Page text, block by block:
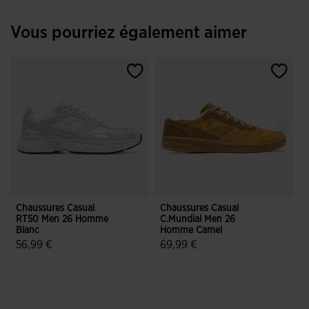
Vous pourriez également aimer
Chaussures Casual
RT50 Men 26 Homme
Blanc
56,99 €
Chaussures Casual
C.Mundial Men 26
Homme Camel
69,99 €